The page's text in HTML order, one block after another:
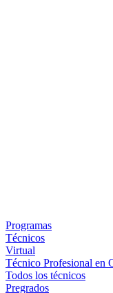
Programas
Técnicos
Virtual
Técnico Profesional en
Todos los técnicos
Pregrados